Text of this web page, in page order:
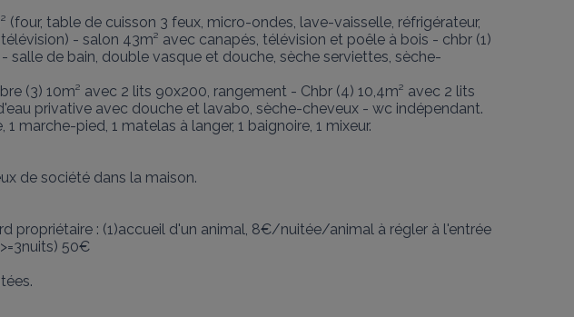
table de cuisson 3 feux, micro-ondes, lave-vaisselle, réfrigérateur,
- salon 43m² avec canapés, télévision et poêle à bois - chbr (1)
salle de bain, double vasque et douche, sèche serviettes, sèche-
(3) 10m² avec 2 lits 90x200, rangement - Chbr (4) 10,4m² avec 2 lits
privative avec douche et lavabo, sèche-cheveux - wc indépendant.
marche-pied, 1 matelas à langer, 1 baignoire, 1 mixeur.
de société dans la maison.
propriétaire : (1)accueil d'un animal, 8€/nuitée/animal à régler à l'entrée
50€